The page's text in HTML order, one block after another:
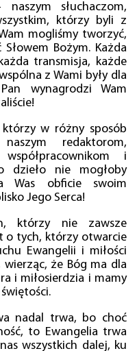
słuchaczom,
którzy byli z
mogliśmy tworzyć,
Bożym. Każda
transmisja, każde
z Wami były dla
wynagrodzi Wam
w różny sposób
redaktorom,
i
dzieło nie mogłoby
Was obficie swoim
Jego Serca!
którzy nie zawsze
o tych, którzy otwarcie
Ewangelii i miłości
wierząc, że Bóg ma dla
i miłosierdzia i mamy
nadal trwa, bo choć
to Ewangelia trwa
wszystkich dalej, ku